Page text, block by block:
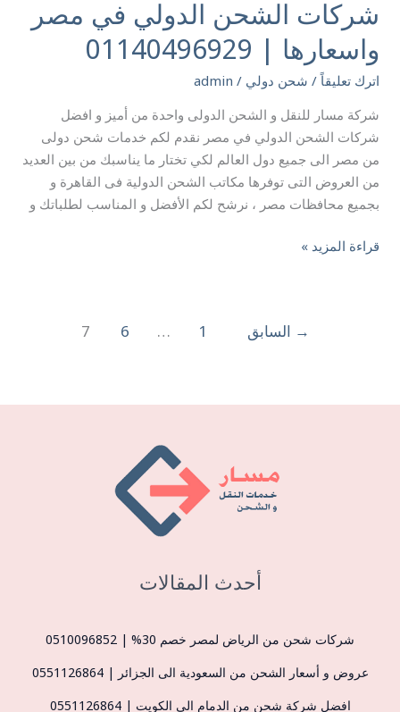
شركات الشحن الدولي في مصر
واسعارها | 01140496929
اترك تعليقاً / شحن دولي /
admin
شركة مسار للنقل و الشحن الدولى واحدة من أميز و افضل
شركات الشحن الدولي في مصر نقدم لكم خدمات شحن دولى
من مصر الى جميع دول العالم لكي تختار ما يناسبك من بين العديد
من العروض التى توفرها مكاتب الشحن الدولية فى القاهرة و
بجميع محافظات مصر ، نرشح لكم الأفضل و المناسب لطلباتك و
قراءة المزيد »
→ السابق 1
…
6
7
أحدث المقالات
شركات شحن من الرياض لمصر خصم 30% | 0510096852
عروض و أسعار الشحن من السعودية الى الجزائر | 0551126864
افضل شركة شحن من الدمام الى الكويت | 0551126864